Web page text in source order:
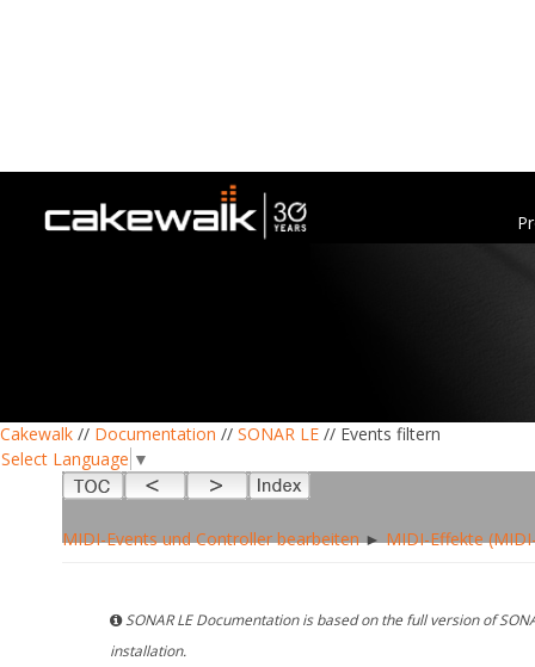
Cakewalk // Documentation // SONAR LE // Events filtern
Select Language ▼
MIDI-Events und Controller bearbeiten►MIDI-Effekte
SONAR LE Documentation is based on the full version of
installation.